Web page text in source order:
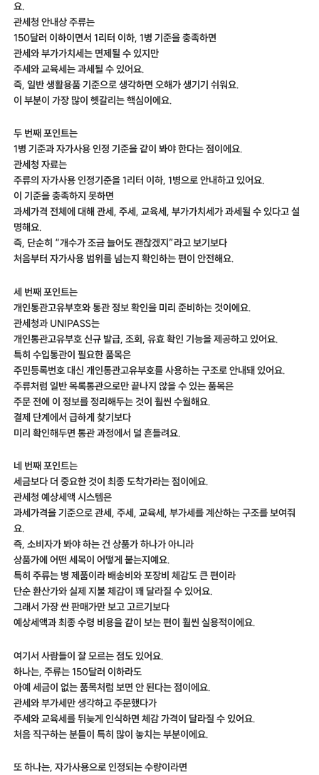
요.
관세청 안내상 주류는
150달러 이하이면서 1리터 이하, 1병 기준을 충족하면
관세와 부가가치세는 면제될 수 있지만
주세와 교육세는 과세될 수 있어요.
즉, 일반 생활용품 기준으로 생각하면 오해가 생기기 쉬워요.
이 부분이 가장 많이 헷갈리는 핵심이에요.
두 번째 포인트는
1병 기준과 자가사용 인정 기준을 같이 봐야 한다는 점이에요.
관세청 자료는
주류의 자가사용 인정기준을 1리터 이하, 1병으로 안내하고 있어요.
이 기준을 충족하지 못하면
과세가격 전체에 대해 관세, 주세, 교육세, 부가가치세가 과세될 수 있다고 설
명해요.
즉, 단순히 “개수가 조금 늘어도 괜찮겠지”라고 보기보다
처음부터 자가사용 범위를 넘는지 확인하는 편이 안전해요.
세 번째 포인트는
개인통관고유부호와 통관 정보 확인을 미리 준비하는 것이에요.
관세청과 UNIPASS는
개인통관고유부호 신규 발급, 조회, 유효 확인 기능을 제공하고 있어요.
특히 수입통관이 필요한 품목은
주민등록번호 대신 개인통관고유부호를 사용하는 구조로 안내돼 있어요.
주류처럼 일반 목록통관으로만 끝나지 않을 수 있는 품목은
주문 전에 이 정보를 정리해두는 것이 훨씬 수월해요.
결제 단계에서 급하게 찾기보다
미리 확인해두면 통관 과정에서 덜 흔들려요.
네 번째 포인트는
세금보다 더 중요한 것이 최종 도착가라는 점이에요.
관세청 예상세액 시스템은
과세가격을 기준으로 관세, 주세, 교육세, 부가세를 계산하는 구조를 보여줘
요.
즉, 소비자가 봐야 하는 건 상품가 하나가 아니라
상품가에 어떤 세목이 어떻게 붙는지예요.
특히 주류는 병 제품이라 배송비와 포장비 체감도 큰 편이라
단순 환산가와 실제 지불 체감이 꽤 달라질 수 있어요.
그래서 가장 싼 판매가만 보고 고르기보다
예상세액과 최종 수령 비용을 같이 보는 편이 훨씬 실용적이에요.
여기서 사람들이 잘 모르는 점도 있어요.
하나는, 주류는 150달러 이하라도
아예 세금이 없는 품목처럼 보면 안 된다는 점이에요.
관세와 부가세만 생각하고 주문했다가
주세와 교육세를 뒤늦게 인식하면 체감 가격이 달라질 수 있어요.
처음 직구하는 분들이 특히 많이 놓치는 부분이에요.
또 하나는, 자가사용으로 인정되는 수량이라면